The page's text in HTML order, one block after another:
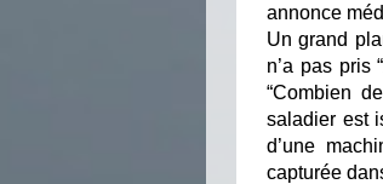
annonce
Un grand
n’a pas pris
“Combien
saladier est
d’une
capturée